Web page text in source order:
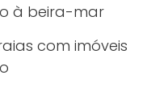
à beira-mar
com imóveis